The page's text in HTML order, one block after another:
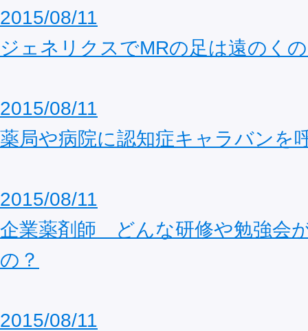
2015/08/11
ジェネリクスでMRの足は遠のく
2015/08/11
薬局や病院に認知症キャラバンを
2015/08/11
企業薬剤師 どんな研修や勉強会
の？
2015/08/11